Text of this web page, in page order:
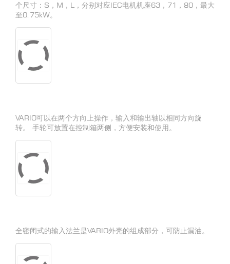
个尺寸：S，M，L，分别对应IEC电机机座63，71，80，最大
至0.75kW。
VARIO可以在两个方向上操作，输入和输出轴以相同方向旋
转。 手轮可放置在控制箱两侧，方便安装和使用。
全密闭式的输入法兰是VARIO外壳的组成部分，可防止漏油。